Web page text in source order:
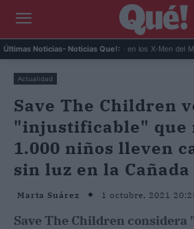
Últimas Noticias- Noticias Que!:
Kit Connor será Cíclope en los X-Men del MCU y
Actualidad
Save The Children
"injustificable" que
1.000 niños lleven
sin luz en la Cañada
Marta Suárez 1 octubre, 2021
Save The Children